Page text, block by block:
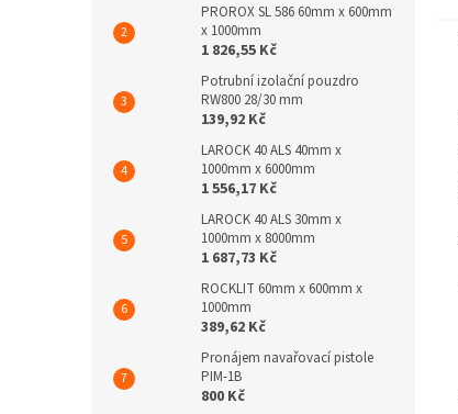
PROROX SL 586 60mm x 600mm
x 1000mm
1 826,55 Kč
Potrubní izolační pouzdro
RW800 28/30 mm
139,92 Kč
LAROCK 40 ALS 40mm x
1000mm x 6000mm
1 556,17 Kč
LAROCK 40 ALS 30mm x
1000mm x 8000mm
1 687,73 Kč
ROCKLIT 60mm x 600mm x
1000mm
389,62 Kč
Pronájem navařovací pistole
PIM-1B
800 Kč